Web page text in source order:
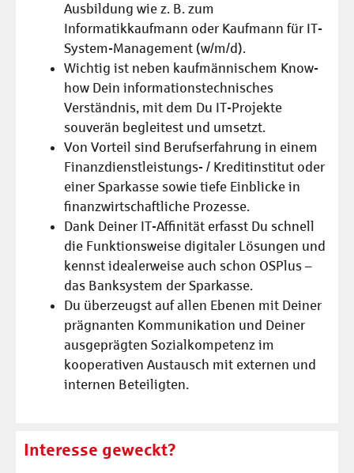
Ausbildung wie z. B. zum
Informatikkaufmann oder Kaufmann für IT-
System-Management (w/m/d).
Wichtig ist neben kaufmännischem Know-
how Dein informationstechnisches
Verständnis, mit dem Du IT-Projekte
souverän begleitest und umsetzt.
Von Vorteil sind Berufserfahrung in einem
Finanzdienstleistungs- / Kreditinstitut oder
einer Sparkasse sowie tiefe Einblicke in
finanzwirtschaftliche Prozesse.
Dank Deiner IT-Affinität erfasst Du schnell
die Funktionsweise digitaler Lösungen und
kennst idealerweise auch schon OSPlus –
das Banksystem der Sparkasse.
Du überzeugst auf allen Ebenen mit Deiner
prägnanten Kommunikation und Deiner
ausgeprägten Sozialkompetenz im
kooperativen Austausch mit externen und
internen Beteiligten.
Interesse geweckt?